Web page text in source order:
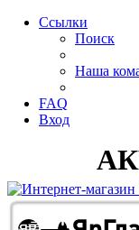
Ссылки
Поиск
Наша
FAQ
Вход